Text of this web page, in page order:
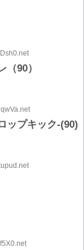
90）
ップキック-(90)